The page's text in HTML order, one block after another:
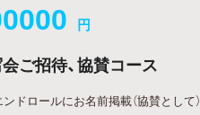
円
ご招待、協賛コース
ンドロールにお名前掲載（協賛として）